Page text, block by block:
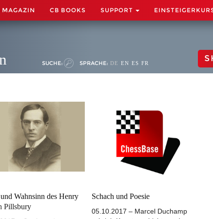
MAGAZIN CB BOOKS SUPPORT
SUCHE: SPRACHE: DE EN ES FR
Wahnsinn des Henry
Pillsbury
Schach und Poesie
05.10.2017 – Marcel Duchamp